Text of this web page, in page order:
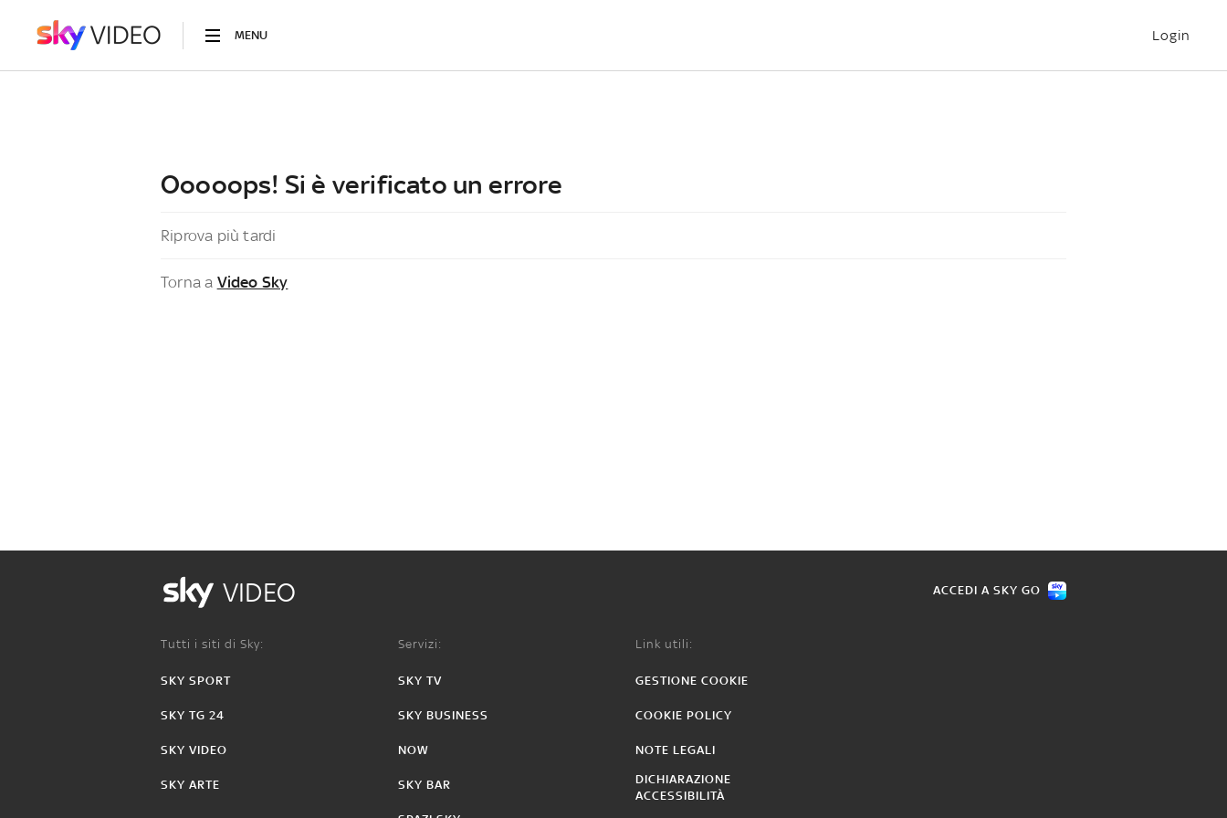
MENU Login
Ooooops! Si è verificato un errore
Riprova più tardi
Torna a Video Sky
VIDEO ACCEDI A SKY GO
Tutti i siti di Sky:
SKY SPORT
SKY TG 24
SKY VIDEO
SKY ARTE
Servizi:
SKY TV
SKY BUSINESS
NOW
SKY BAR
Link utili:
GESTIONE COOKIE
COOKIE POLICY
NOTE LEGALI
DICHIARAZIONE
ACCESSIBILITÀ